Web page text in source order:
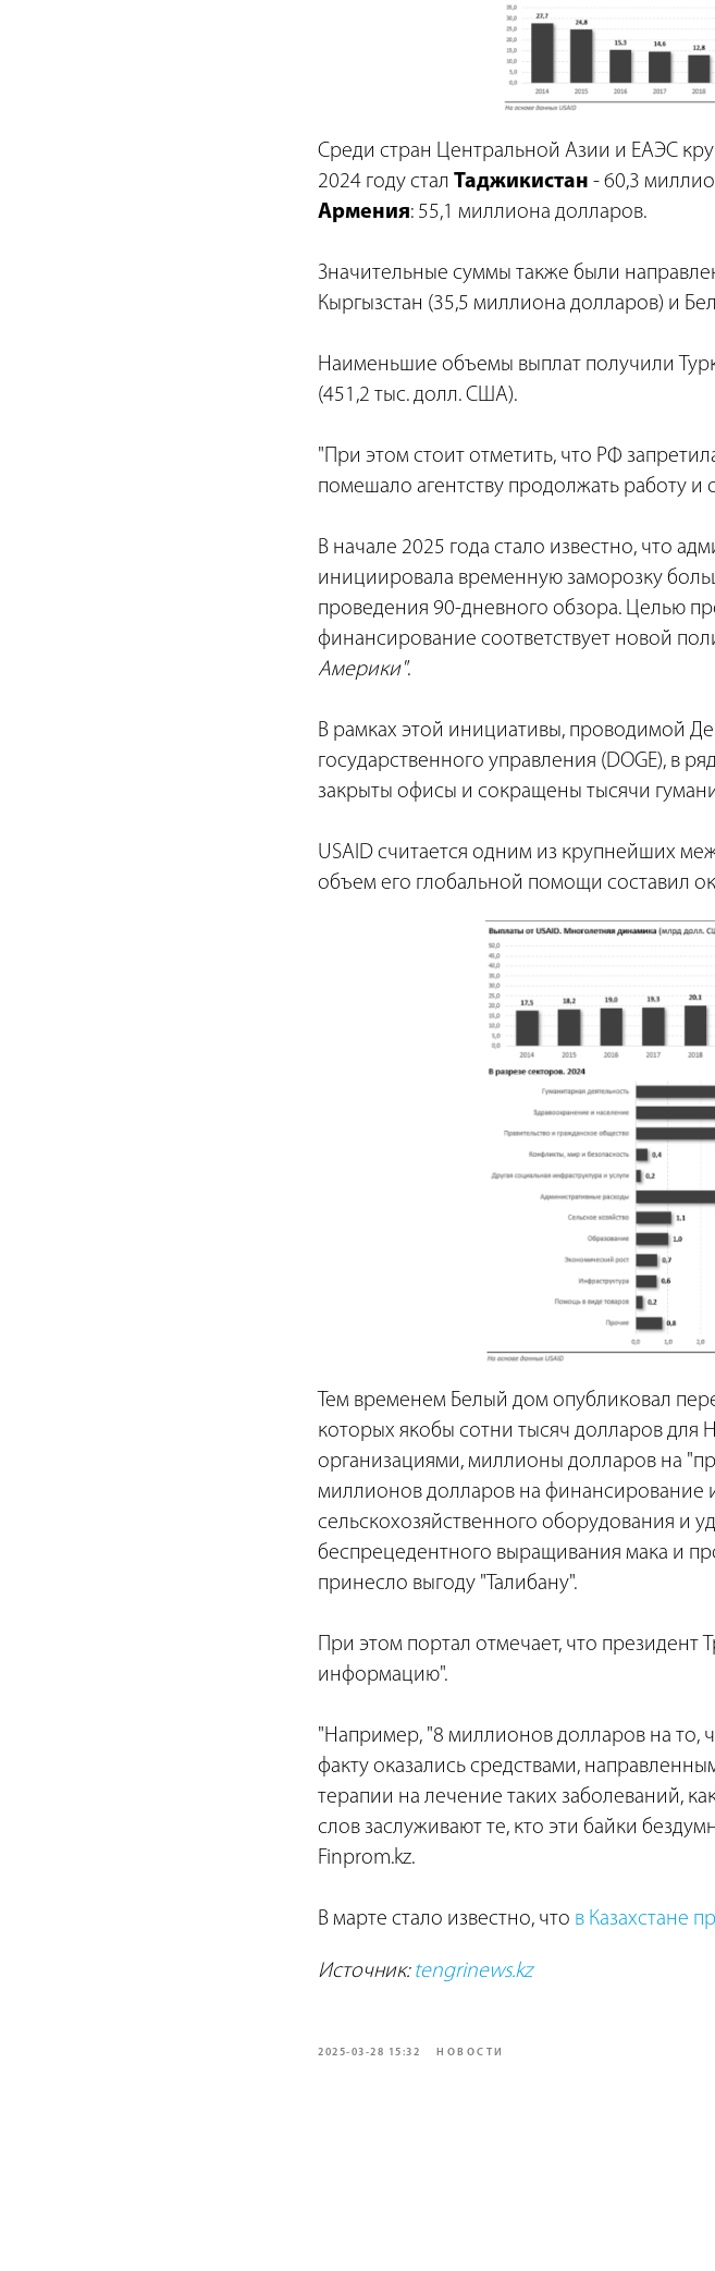
Среди стран Центральной Азии и ЕАЭС
2024 году стал Таджикистан - 60,3
Армения: 55,1 миллиона долларов.
Значительные суммы также были
Кыргызстан (35,5 миллиона долларов) и
Наименьшие объемы выплат получили
(451,2 тыс. долл. США).
"При этом стоит отметить, что РФ
помешало агентству продолжать работу и
В начале 2025 года стало известно, что
инициировала временную заморозку
проведения 90-дневного обзора. Целью
финансирование соответствует новой
Америки".
В рамках этой инициативы, проводимой
государственного управления (DOGE), в
закрыты офисы и сокращены тысячи
USAID считается одним из крупнейших
объем его глобальной помощи составил
Тем временем Белый дом опубликовал
которых якобы сотни тысяч долларов для
организациями, миллионы долларов на
миллионов долларов на финансирование
сельскохозяйственного оборудования и
беспрецедентного выращивания мака и
принесло выгоду "Талибану".
При этом портал отмечает, что президент
информацию".
"Например, "8 миллионов долларов на то,
факту оказались средствами,
терапии на лечение таких заболеваний,
слов заслуживают те, кто эти байки
Finprom.kz.
В марте стало известно, что в Казахстане
Источник: tengrinews.kz
2025-03-28 15:32 НОВОСТИ